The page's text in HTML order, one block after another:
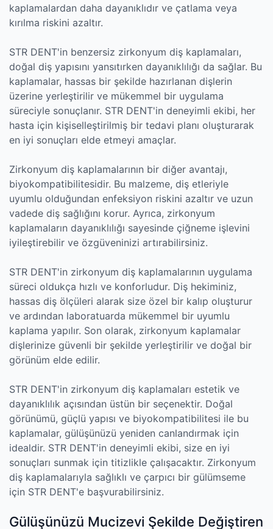
kaplamalardan daha dayanıklıdır ve çatlama veya
kırılma riskini azaltır.
STR DENT'in benzersiz zirkonyum diş kaplamaları,
doğal diş yapısını yansıtırken dayanıklılığı da sağlar. Bu
kaplamalar, hassas bir şekilde hazırlanan dişlerin
üzerine yerleştirilir ve mükemmel bir uygulama
süreciyle sonuçlanır. STR DENT'in deneyimli ekibi, her
hasta için kişiselleştirilmiş bir tedavi planı oluşturarak
en iyi sonuçları elde etmeyi amaçlar.
Zirkonyum diş kaplamalarının bir diğer avantajı,
biyokompatibilitesidir. Bu malzeme, diş etleriyle
uyumlu olduğundan enfeksiyon riskini azaltır ve uzun
vadede diş sağlığını korur. Ayrıca, zirkonyum
kaplamaların dayanıklılığı sayesinde çiğneme işlevini
iyileştirebilir ve özgüveninizi artırabilirsiniz.
STR DENT'in zirkonyum diş kaplamalarının uygulama
süreci oldukça hızlı ve konforludur. Diş hekiminiz,
hassas diş ölçüleri alarak size özel bir kalıp oluşturur
ve ardından laboratuarda mükemmel bir uyumlu
kaplama yapılır. Son olarak, zirkonyum kaplamalar
dişlerinize güvenli bir şekilde yerleştirilir ve doğal bir
görünüm elde edilir.
STR DENT'in zirkonyum diş kaplamaları estetik ve
dayanıklılık açısından üstün bir seçenektir. Doğal
görünümü, güçlü yapısı ve biyokompatibilitesi ile bu
kaplamalar, gülüşünüzü yeniden canlandırmak için
idealdir. STR DENT'in deneyimli ekibi, size en iyi
sonuçları sunmak için titizlikle çalışacaktır. Zirkonyum
diş kaplamalarıyla sağlıklı ve çarpıcı bir gülümseme
için STR DENT'e başvurabilirsiniz.
Gülüşünüzü Mucizevi Şekilde Değiştiren